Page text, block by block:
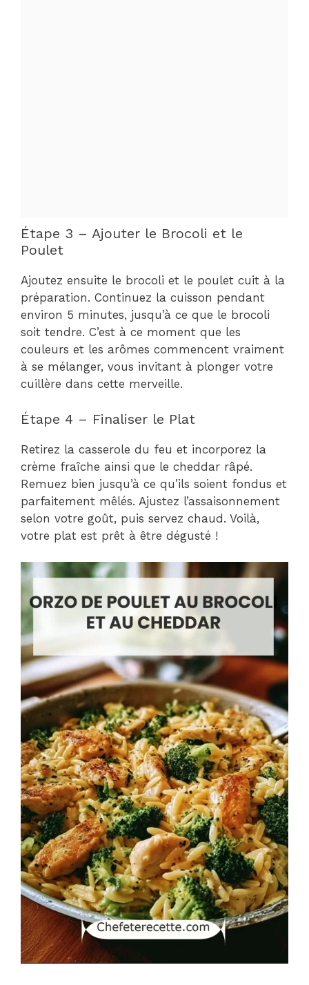
Étape 3 – Ajouter le Brocoli et le
Poulet
Ajoutez ensuite le brocoli et le poulet cuit à la
préparation. Continuez la cuisson pendant
environ 5 minutes, jusqu’à ce que le brocoli
soit tendre. C’est à ce moment que les
couleurs et les arômes commencent vraiment
à se mélanger, vous invitant à plonger votre
cuillère dans cette merveille.
Étape 4 – Finaliser le Plat
Retirez la casserole du feu et incorporez la
crème fraîche ainsi que le cheddar râpé.
Remuez bien jusqu’à ce qu’ils soient fondus et
parfaitement mêlés. Ajustez l’assaisonnement
selon votre goût, puis servez chaud. Voilà,
votre plat est prêt à être dégusté !